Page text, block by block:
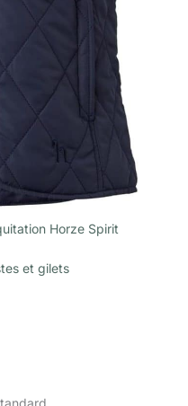
Horze Spirit
et gilets